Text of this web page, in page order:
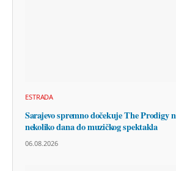
ESTRADA
Sarajevo spremno dočekuje The Prodigy
nekoliko dana do muzičkog spektakla
06.08.2026